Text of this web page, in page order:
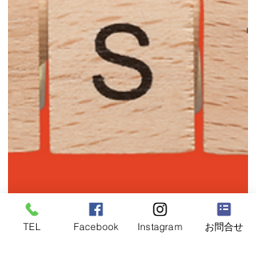
TEL Facebook Instagram お問合せ